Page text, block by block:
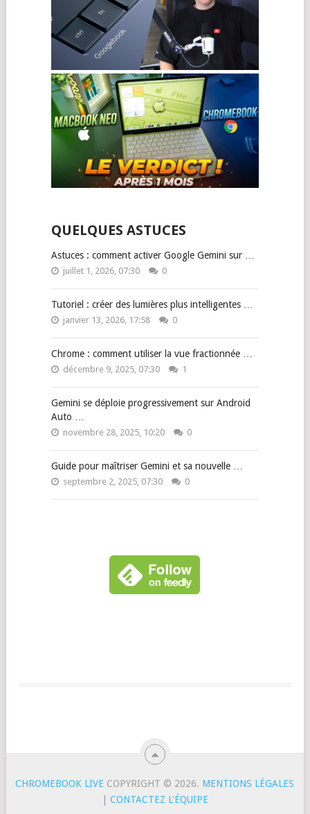
QUELQUES ASTUCES
Astuces : comment activer Google Gemini sur …
juillet 1, 2026, 07:30 0
Tutoriel : créer des lumières plus intelligentes …
janvier 13, 2026, 17:58 0
Chrome : comment utiliser la vue fractionnée …
décembre 9, 2025, 07:30 1
Gemini se déploie progressivement sur Android
Auto …
novembre 28, 2025, 10:20 0
Guide pour maîtriser Gemini et sa nouvelle …
septembre 2, 2025, 07:30 0
CHROMEBOOK LIVE COPYRIGHT © 2026. MENTIONS LÉGALES
CONTACTEZ L'ÉQUIPE